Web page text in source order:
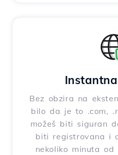
Bez obzira na
bilo da je to .com,
možeš biti siguran
biti registrovana i
nekoliko minuta